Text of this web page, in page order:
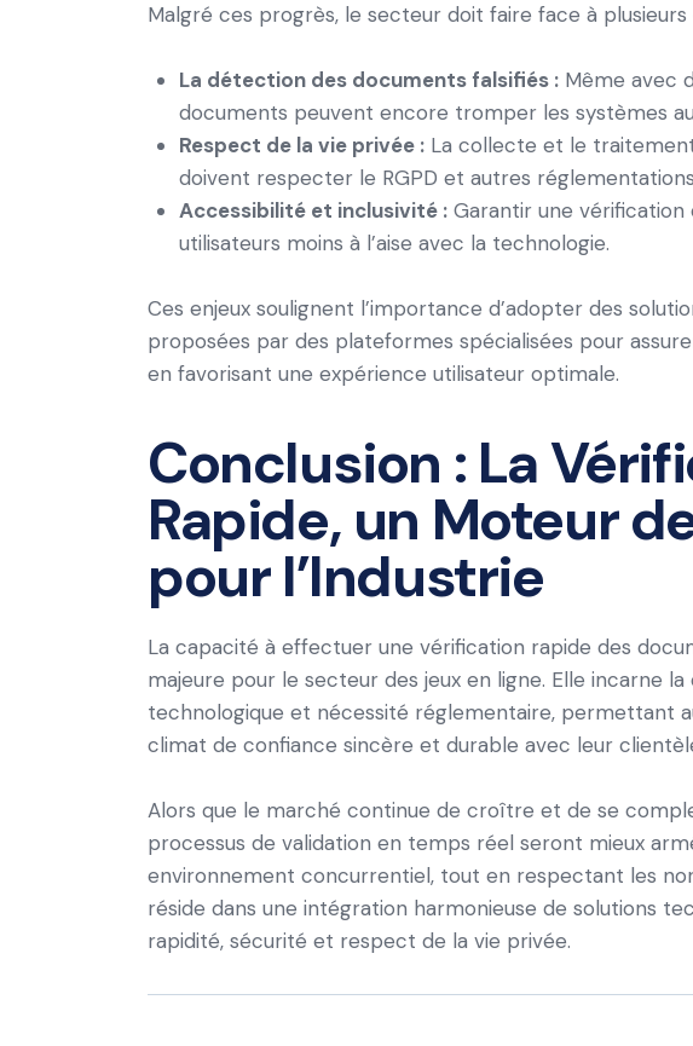
Malgré ces progrès, le secteur doit faire face à plusieurs
La détection des documents falsifiés :Même avec
documents peuvent encore tromper les systèmes
Respect de la vie privée :La collecte et le
doivent respecter le RGPD et autres
Accessibilité et inclusivité :Garantir une vérification
utilisateurs moins à l’aise avec la technologie.
Ces enjeux soulignent l’importance d’adopter des
proposées par des plateformes spécialisées pour
en favorisant une expérience utilisateur optimale.
Conclusion : La
Rapide, un Moteur
pour l’Industrie
La capacité à effectuer une vérification rapide des
majeure pour le secteur des jeux en ligne. Elle incarne
technologique et nécessité réglementaire, permettant
climat de confiance sincère et durable avec leur
Alors que le marché continue de croître et de se
processus de validation en temps réel seront mieux
environnement concurrentiel, tout en respectant les
réside dans une intégration harmonieuse de solutions
rapidité, sécurité et respect de la vie privée.